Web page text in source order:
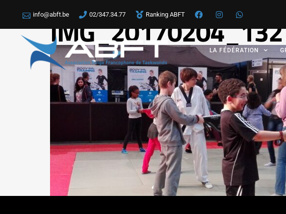
info@abft.be 02/347.34.77 Ranking ABFT
LA FÉDÉRATION